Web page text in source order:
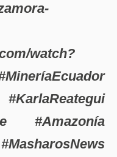
watch?
#Amazonía